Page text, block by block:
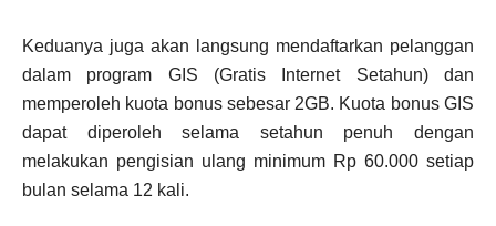
Keduanya juga akan langsung mendaftarkan pelanggan
dalam program GIS (Gratis Internet Setahun) dan
memperoleh kuota bonus sebesar 2GB. Kuota bonus GIS
dapat diperoleh selama setahun penuh dengan
melakukan pengisian ulang minimum Rp 60.000 setiap
bulan selama 12 kali.